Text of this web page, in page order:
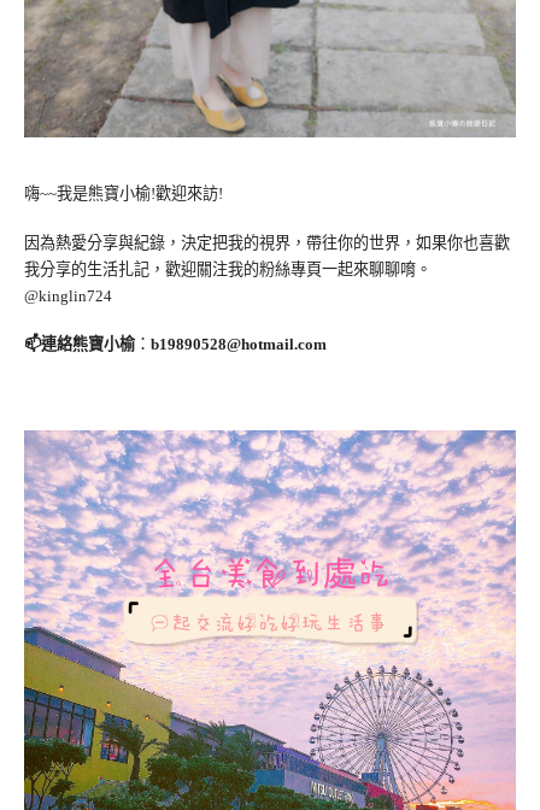
嗨~~我是熊寶小榆!歡迎來訪!
因為熱愛分享與紀錄，決定把我的視界，帶往你的世界，如果你也喜歡
我分享的生活扎記，歡迎關注我的粉絲專頁一起來聊聊唷。
@kinglin724
📫連絡熊寶小榆： b19890528@hotmail.com